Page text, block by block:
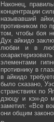
Наконец,
концентрации
называвший
противником по
том, чтобы боя
Дух айкидо
любви и в
элементами
противнику в
в айкидо
было сказано,
странствиях по
дзюцу и кэн-до
заметил: «Все
они общим